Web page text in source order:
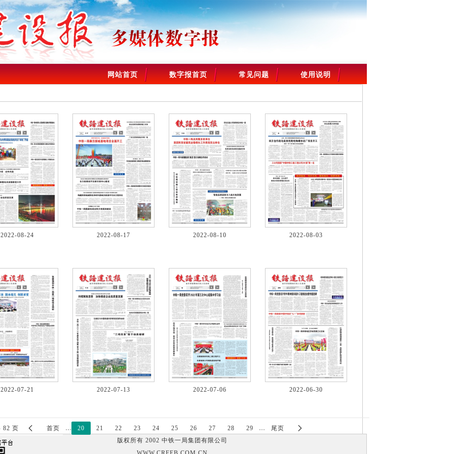
网站首页 数字报首页 常见问题 使用说明
2022-08-24 2022-08-17 2022-08-10 2022-08-03
2022-07-21 2022-07-13 2022-07-06 2022-06-30
82 页  首页 … 20 21 22 23 24 25 26 27 28 29 … 尾页 
版权所有 2002 中铁一局集团有限公司